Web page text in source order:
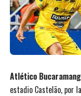
Atlético
estadio Castelão, por